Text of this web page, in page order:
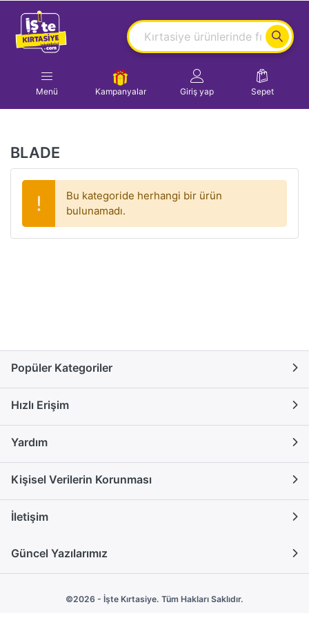
Menü Kampanyalar Giriş yap Sepet
BLADE
Bu kategoride herhangi bir ürün
bulunamadı.
Popüler Kategoriler
Hızlı Erişim
Yardım
Kişisel Verilerin Korunması
İletişim
Güncel Yazılarımız
©2026 - İşte Kırtasiye. Tüm Hakları Saklıdır.